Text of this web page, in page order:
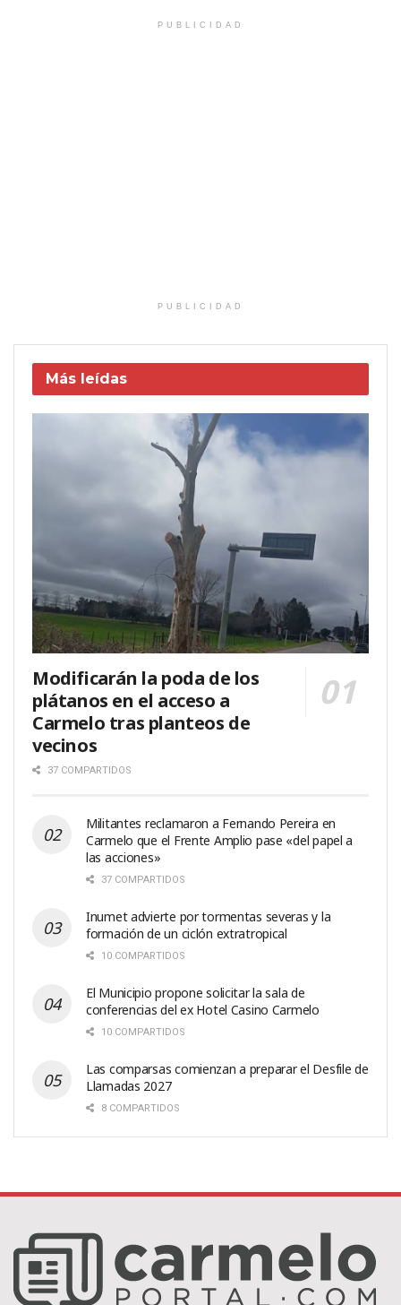
PUBLICIDAD
PUBLICIDAD
Más leídas
Modificarán la poda de los
plátanos en el acceso a
Carmelo tras planteos de
vecinos
37 COMPARTIDOS
Militantes reclamaron a Fernando Pereira en
Carmelo que el Frente Amplio pase «del papel a
las acciones»
37 COMPARTIDOS
Inumet advierte por tormentas severas y la
formación de un ciclón extratropical
10 COMPARTIDOS
El Municipio propone solicitar la sala de
conferencias del ex Hotel Casino Carmelo
10 COMPARTIDOS
Las comparsas comienzan a preparar el Desfile de
Llamadas 2027
8 COMPARTIDOS